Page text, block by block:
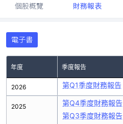
個股概覽 財務報表
電子書
年度 季度報告
2026
2025
第Q1季度財務報告
第Q4季度財務報告
第Q3季度財務報告